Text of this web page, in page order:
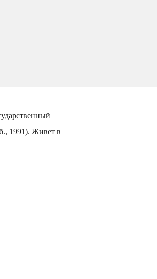
1991). Живет в